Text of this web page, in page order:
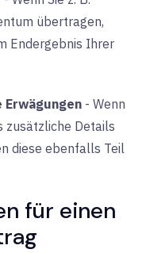
übertragen,
Endergebnis Ihrer
- Wenn
zusätzliche Details
diese ebenfalls Teil
für einen